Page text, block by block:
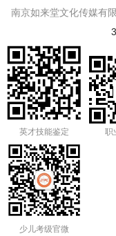
南京如来堂文化传媒有
英才技能鉴定 职
少儿考级官微